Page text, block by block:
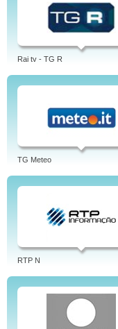
Rai tv - TG R
TG Meteo
RTP N